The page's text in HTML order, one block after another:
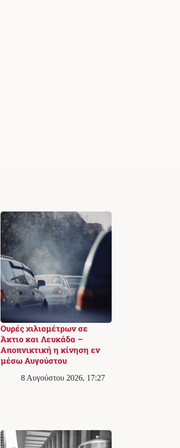
Ουρές χιλιομέτρων σε
Άκτιο και Λευκάδα –
Αποπνικτική η κίνηση εν
μέσω Αυγούστου
8 Αυγούστου 2026, 17:27